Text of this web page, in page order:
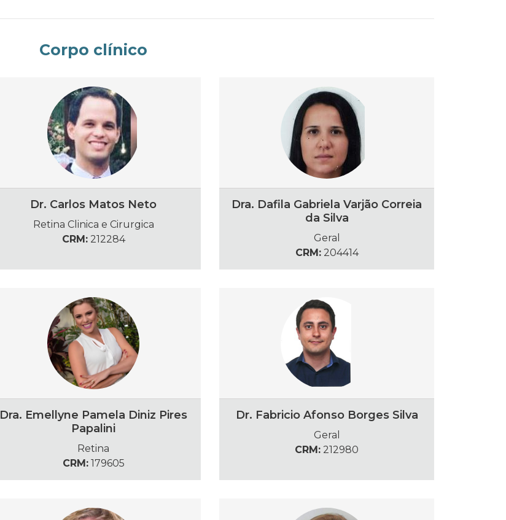
Corpo clínico
Dr. Carlos Matos Neto
Retina Clinica e Cirurgica
CRM:212284
Dra. Dafila Gabriela Varjão Correia
da Silva
Geral
CRM:204414
Dra. Emellyne Pamela Diniz Pires
Papalini
Retina
CRM:179605
Dr. Fabricio Afonso Borges Silva
Geral
CRM: 212980